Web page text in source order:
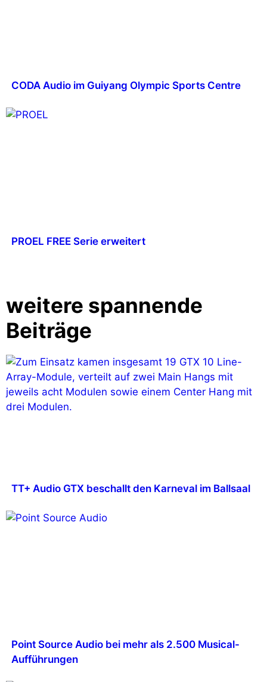
CODA Audio im Guiyang Olympic Sports Centre
PROEL FREE Serie erweitert
weitere spannende
Beiträge
TT+ Audio GTX beschallt den Karneval im Ballsaal
Point Source Audio bei mehr als 2.500 Musical-
Aufführungen